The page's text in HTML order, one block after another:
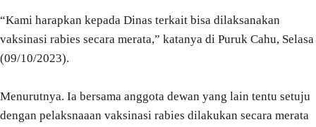
“Kami harapkan kepada Dinas terkait bisa dilaksanakan
vaksinasi rabies secara merata,” katanya di Puruk Cahu, Selasa
(09/10/2023).
Menurutnya. Ia bersama anggota dewan yang lain tentu setuju
dengan pelaksnaaan vaksinasi rabies dilakukan secara merata